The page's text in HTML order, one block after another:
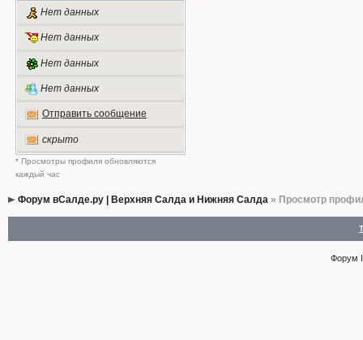
Нет данных
Нет данных
Нет данных
Нет данных
Отправить сообщение
скрыто
* Просмотры профиля обновляются
каждый час
Форум вСалде.ру | Верхняя Салда и Нижняя Салда» Просмотр
Форум